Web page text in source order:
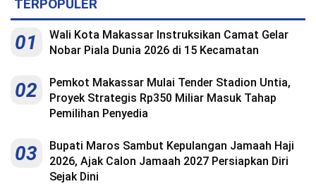
TERPOPULER
01
Wali Kota Makassar Instruksikan Camat Gelar
Nobar Piala Dunia 2026 di 15 Kecamatan
02
Pemkot Makassar Mulai Tender Stadion Untia,
Proyek Strategis Rp350 Miliar Masuk Tahap
Pemilihan Penyedia
03
Bupati Maros Sambut Kepulangan Jamaah Haji
2026, Ajak Calon Jamaah 2027 Persiapkan Diri
Sejak Dini